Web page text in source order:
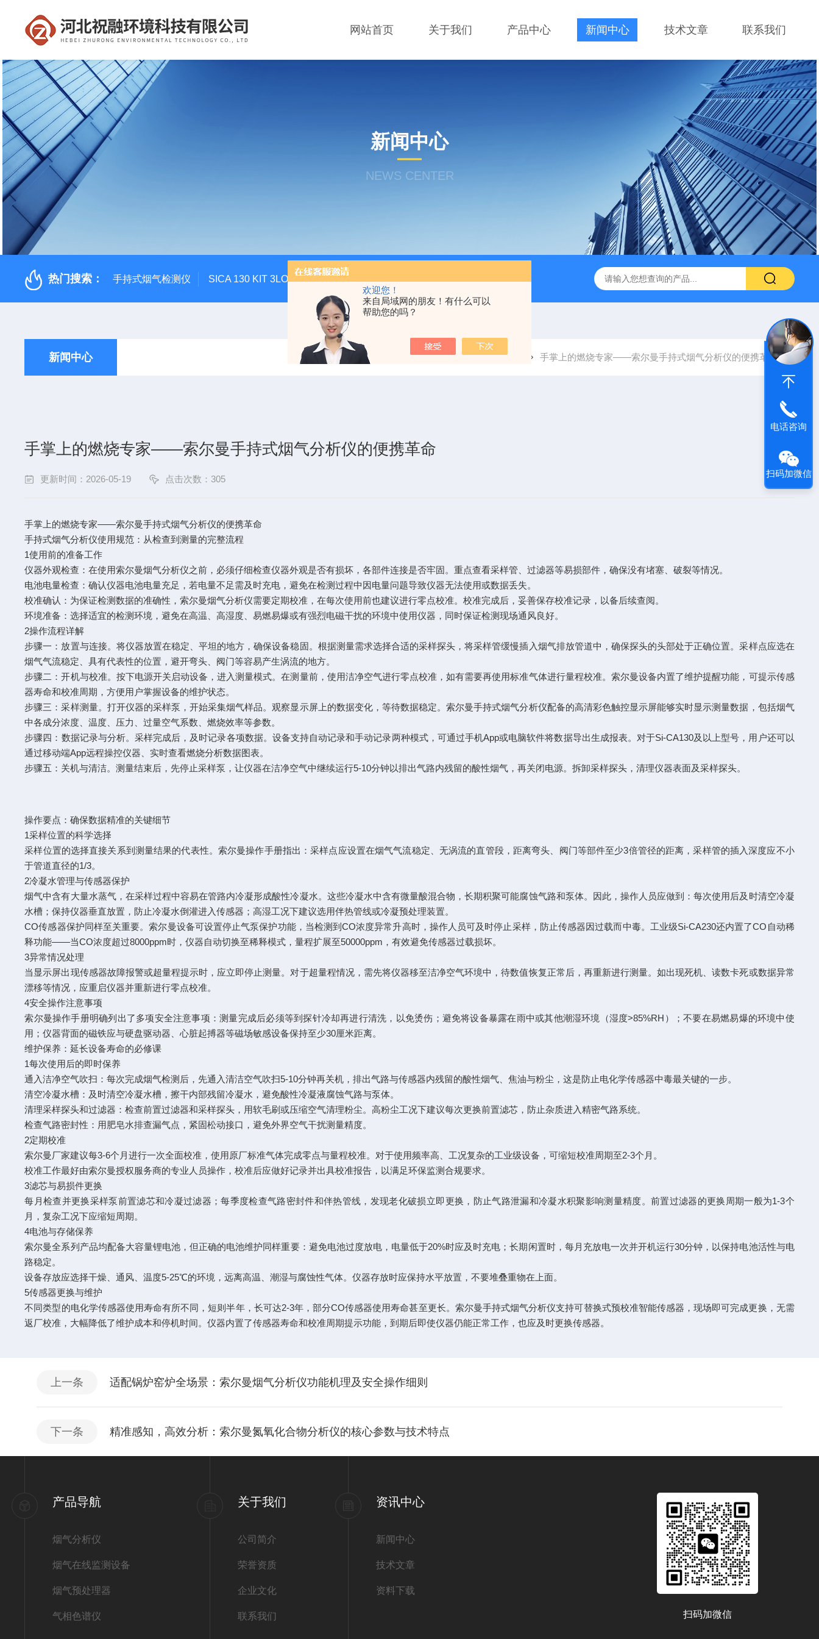
欢迎您！
来自局域网的朋友！有什么可以
帮助您的吗？
网站首页 关于我们 产品中心 新闻中心 技术文章 联系我们
新闻中心
NEWS CENTER
热门搜索： 手持式烟气检测仪 SICA 130 KIT 3LOWBS法国进口索尔曼便携式烟气分析仪应用范围广 烟尘烟气分析仪 便携式高精准法国进口品牌
新闻中心 当前位置：首页 新闻中心 手掌上的燃烧专家——索尔曼手持式烟气分析仪的便携革命
手掌上的燃烧专家——索尔曼手持式烟气分析仪的便携革命
更新时间：2026-05-19 点击次数：305
手掌上的燃烧专家——索尔曼手持式烟气分析仪的便携革命
手持式烟气分析仪使用规范：从检查到测量的完整流程
1使用前的准备工作
仪器外观检查：在使用索尔曼烟气分析仪之前，必须仔细检查仪器外观是否有损坏，各部件连接是否牢固。重点查看采样管、过滤器等易损部件，确保没有堵塞、破裂等情况。
电池电量检查：确认仪器电池电量充足，若电量不足需及时充电，避免在检测过程中因电量问题导致仪器无法使用或数据丢失。
校准确认：为保证检测数据的准确性，索尔曼烟气分析仪需要定期校准，在每次使用前也建议进行零点校准。校准完成后，妥善保存校准记录，以备后续查阅。
环境准备：选择适宜的检测环境，避免在高温、高湿度、易燃易爆或有强烈电磁干扰的环境中使用仪器，同时保证检测现场通风良好。
2操作流程详解
步骤一：放置与连接。将仪器放置在稳定、平坦的地方，确保设备稳固。根据测量需求选择合适的采样探头，将采样管缓慢插入烟气排放管道中，确保探头的头部处于正确位置。采样点应选在
烟气气流稳定、具有代表性的位置，避开弯头、阀门等容易产生涡流的地方。
步骤二：开机与校准。按下电源开关启动设备，进入测量模式。在测量前，使用洁净空气进行零点校准，如有需要再使用标准气体进行量程校准。索尔曼设备内置了维护提醒功能，可提示传感
器寿命和校准周期，方便用户掌握设备的维护状态。
步骤三：采样测量。打开仪器的采样泵，开始采集烟气样品。观察显示屏上的数据变化，等待数据稳定。索尔曼手持式烟气分析仪配备的高清彩色触控显示屏能够实时显示测量数据，包括烟气
中各成分浓度、温度、压力、过量空气系数、燃烧效率等参数。
步骤四：数据记录与分析。采样完成后，及时记录各项数据。设备支持自动记录和手动记录两种模式，可通过手机App或电脑软件将数据导出生成报表。对于Si-CA130及以上型号，用户还可以
通过移动端App远程操控仪器、实时查看燃烧分析数据图表。
步骤五：关机与清洁。测量结束后，先停止采样泵，让仪器在洁净空气中继续运行5-10分钟以排出气路内残留的酸性烟气，再关闭电源。拆卸采样探头，清理仪器表面及采样探头。
操作要点：确保数据精准的关键细节
1采样位置的科学选择
采样位置的选择直接关系到测量结果的代表性。索尔曼操作手册指出：采样点应设置在烟气气流稳定、无涡流的直管段，距离弯头、阀门等部件至少3倍管径的距离，采样管的插入深度应不小
于管道直径的1/3。
2冷凝水管理与传感器保护
烟气中含有大量水蒸气，在采样过程中容易在管路内冷凝形成酸性冷凝水。这些冷凝水中含有微量酸混合物，长期积聚可能腐蚀气路和泵体。因此，操作人员应做到：每次使用后及时清空冷凝
水槽；保持仪器垂直放置，防止冷凝水倒灌进入传感器；高湿工况下建议选用伴热管线或冷凝预处理装置。
CO传感器保护同样至关重要。索尔曼设备可设置停止气泵保护功能，当检测到CO浓度异常升高时，操作人员可及时停止采样，防止传感器因过载而中毒。工业级Si-CA230还内置了CO自动稀
释功能——当CO浓度超过8000ppm时，仪器自动切换至稀释模式，量程扩展至50000ppm，有效避免传感器过载损坏。
3异常情况处理
当显示屏出现传感器故障报警或超量程提示时，应立即停止测量。对于超量程情况，需先将仪器移至洁净空气环境中，待数值恢复正常后，再重新进行测量。如出现死机、读数卡死或数据异常
漂移等情况，应重启仪器并重新进行零点校准。
4安全操作注意事项
索尔曼操作手册明确列出了多项安全注意事项：测量完成后必须等到探针冷却再进行清洗，以免烫伤；避免将设备暴露在雨中或其他潮湿环境（湿度>85%RH）；不要在易燃易爆的环境中使
用；仪器背面的磁铁应与硬盘驱动器、心脏起搏器等磁场敏感设备保持至少30厘米距离。
维护保养：延长设备寿命的必修课
1每次使用后的即时保养
通入洁净空气吹扫：每次完成烟气检测后，先通入清洁空气吹扫5-10分钟再关机，排出气路与传感器内残留的酸性烟气、焦油与粉尘，这是防止电化学传感器中毒最关键的一步。
清空冷凝水槽：及时清空冷凝水槽，擦干内部残留冷凝水，避免酸性冷凝液腐蚀气路与泵体。
清理采样探头和过滤器：检查前置过滤器和采样探头，用软毛刷或压缩空气清理粉尘。高粉尘工况下建议每次更换前置滤芯，防止杂质进入精密气路系统。
检查气路密封性：用肥皂水排查漏气点，紧固松动接口，避免外界空气干扰测量精度。
2定期校准
索尔曼厂家建议每3-6个月进行一次全面校准，使用原厂标准气体完成零点与量程校准。对于使用频率高、工况复杂的工业级设备，可缩短校准周期至2-3个月。
校准工作最好由索尔曼授权服务商的专业人员操作，校准后应做好记录并出具校准报告，以满足环保监测合规要求。
3滤芯与易损件更换
每月检查并更换采样泵前置滤芯和冷凝过滤器；每季度检查气路密封件和伴热管线，发现老化破损立即更换，防止气路泄漏和冷凝水积聚影响测量精度。前置过滤器的更换周期一般为1-3个
月，复杂工况下应缩短周期。
4电池与存储保养
索尔曼全系列产品均配备大容量锂电池，但正确的电池维护同样重要：避免电池过度放电，电量低于20%时应及时充电；长期闲置时，每月充放电一次并开机运行30分钟，以保持电池活性与电
路稳定。
设备存放应选择干燥、通风、温度5-25℃的环境，远离高温、潮湿与腐蚀性气体。仪器存放时应保持水平放置，不要堆叠重物在上面。
5传感器更换与维护
不同类型的电化学传感器使用寿命有所不同，短则半年，长可达2-3年，部分CO传感器使用寿命甚至更长。索尔曼手持式烟气分析仪支持可替换式预校准智能传感器，现场即可完成更换，无需
返厂校准，大幅降低了维护成本和停机时间。仪器内置了传感器寿命和校准周期提示功能，到期后即使仪器仍能正常工作，也应及时更换传感器。
上一条 适配锅炉窑炉全场景：索尔曼烟气分析仪功能机理及安全操作细则
下一条 精准感知，高效分析：索尔曼氮氧化合物分析仪的核心参数与技术特点
产品导航
烟气分析仪
烟气在线监测设备
烟气预处理器
气相色谱仪
关于我们
公司简介
荣誉资质
企业文化
联系我们
资讯中心
新闻中心
技术文章
资料下载
扫码加微信
电话咨询
扫码加微信